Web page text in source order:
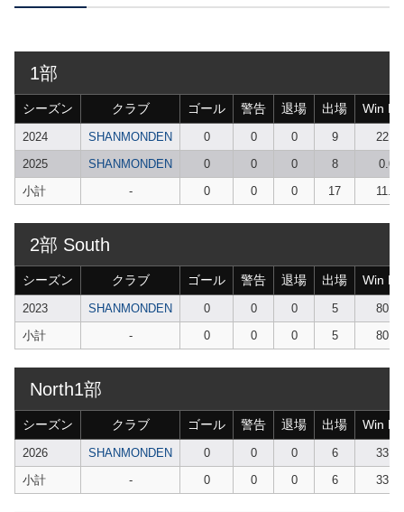
1部
シーズン クラブ ゴール 警告 退場 出場 Win
2024 SHANMONDEN 0 0 0 9
22.22
2025
SHANMONDEN 0 0 0 8
0.00
小計
- 0 0 0 17 11.76
2部 South
シーズン クラブ ゴール 警告 退場 出場 Win
2023 SHANMONDEN 0 0 0 5
80.00
小計
- 0 0 0 5 80.00
North1部
シーズン クラブ ゴール 警告 退場 出場 Win
2026 SHANMONDEN 0 0 0 6
33.33
小計
- 0 0 0 6 33.33